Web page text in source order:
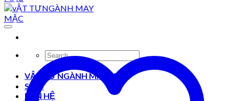
Search
for:
VẬT TƯ NGÀNH MAY MẶC
Shop
LIÊN HỆ